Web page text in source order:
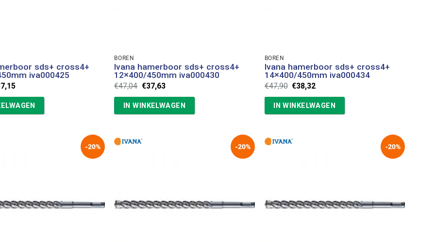
sds+ cross4+
iva000425
Huidige
is:
€37,15.
BOREN
Ivana hamerboor sds+ cross4+
12×400/450mm iva000430
€47,04 Oorspronkelijke
prijs
was:
€47,04.
€37,63Huidige
is:
€37,63.
IN WINKELWAGEN
BOREN
Ivana hamerboor sds+ cross4+
14×400/450mm iva000434
€47,90 Oorspronkelijke
prijs
was:
€47,90.
€38,32Huidige
is:
€38,32.
IN WINKELWAGEN
-20% -20% -20%